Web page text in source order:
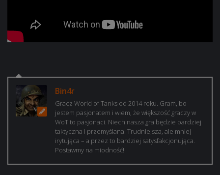
Bin4r
Gracz World of Tanks od 2014 roku. Gram, bo
jestem pasjonatem i wiem, że większość graczy w
WoT to pasjonaci. Niech nasza gra będzie bardziej
taktyczna i przemyślana. Trudniejsza, ale mniej
irytująca – a przez to bardziej satysfakcjonująca.
Postawmy na miodność!